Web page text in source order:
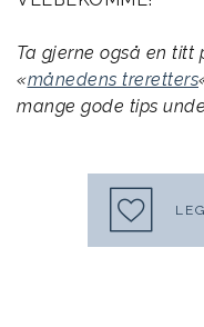
Ta gjerne også en titt
«månedens treretters
mange gode tips